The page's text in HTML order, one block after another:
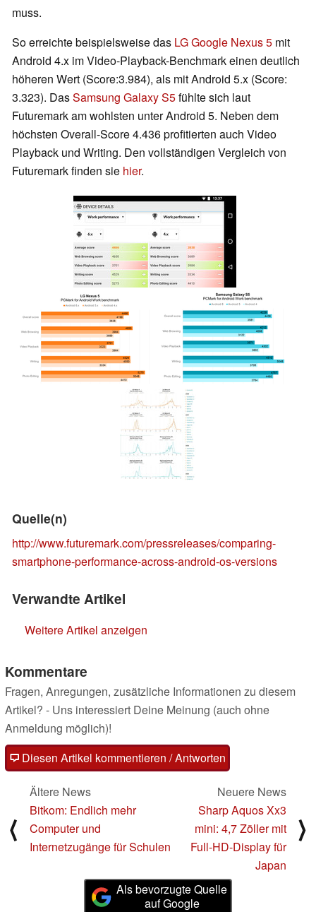
muss.
So erreichte beispielsweise das LG Google Nexus 5 mit
Android 4.x im Video-Playback-Benchmark einen deutlich
höheren Wert (Score:3.984), als mit Android 5.x (Score:
3.323). DasSamsung Galaxy S5fühlte sich laut
Futuremark am wohlsten unter Android 5. Neben dem
höchsten Overall-Score 4.436 profitierten auch Video
Playback und Writing. Den vollständigen Vergleich von
Futuremark finden sie hier.
Quelle(n)
http://www.futuremark.com/pressreleases/comparing-
smartphone-performance-across-android-os-versions
Verwandte Artikel
Weitere Artikel anzeigen
Kommentare
Fragen, Anregungen, zusätzliche Informationen zu diesem
Artikel? - Uns interessiert Deine Meinung (auch ohne
Anmeldung möglich)!
Diesen Artikel kommentieren / Antworten
⟨
Ältere News
Bitkom: Endlich mehr
Computer und
Internetzugänge für Schulen
Neuere News
Sharp Aquos Xx3
mini: 4,7 Zöller mit
Full-HD-Display für
Japan
⟩
Als bevorzugte Quelle
auf Google